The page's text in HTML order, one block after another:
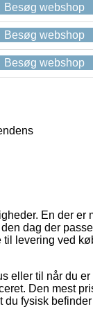
Besøg webshop
Besøg webshop
Besøg webshop
En der er
dag der
levering ved
eller til når du
Den mest
fysisk